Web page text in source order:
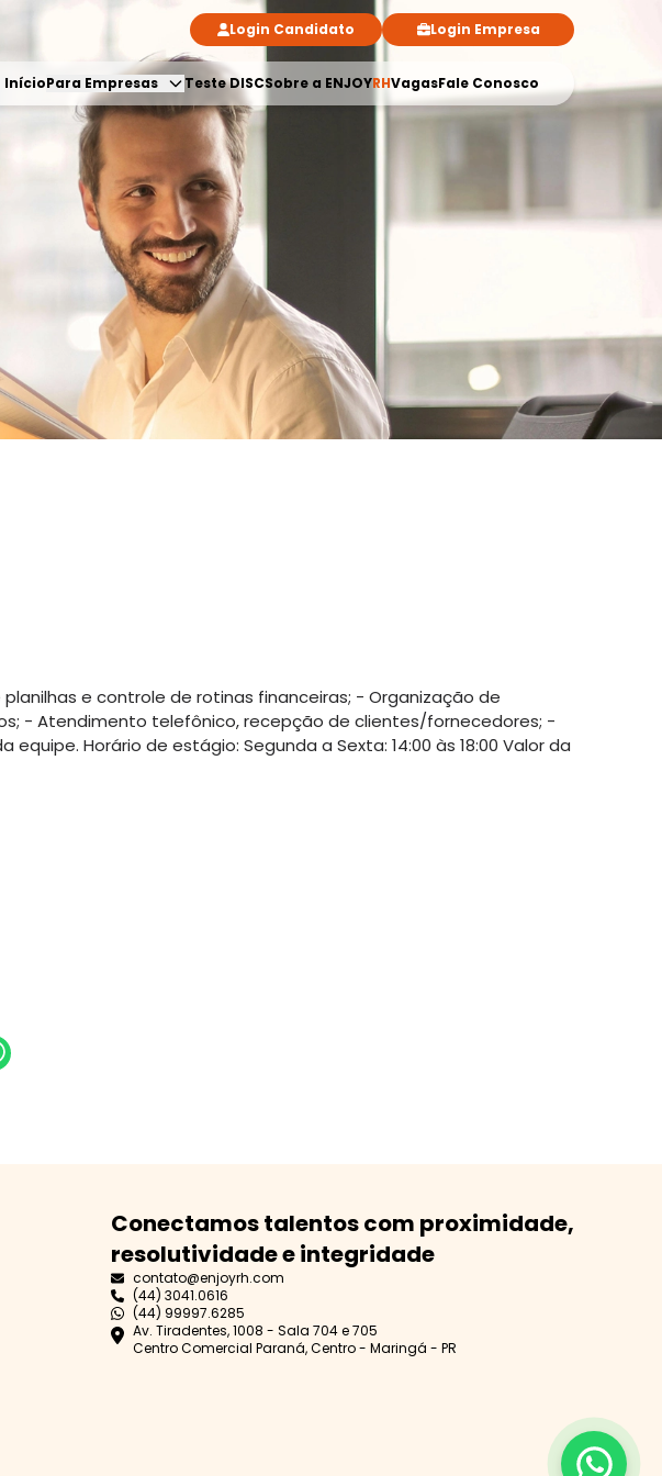
Login Candidato Login Empresa
InícioPara Empresas Teste DISCSobre a ENJOYRHVagasFale Conosco
e controle de rotinas financeiras; - Organização de
- Atendimento telefônico, recepção de clientes/fornecedores; -
Horário de estágio: Segunda a Sexta: 14:00 às 18:00 Valor da
Conectamos talentos com proximidade,
resolutividade e integridade
contato@enjoyrh.com
(44) 3041.0616
(44) 99997.6285
Av. Tiradentes, 1008 - Sala 704 e 705
Centro Comercial Paraná, Centro - Maringá - PR